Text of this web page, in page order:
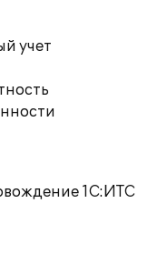
учет
1С:ИТС